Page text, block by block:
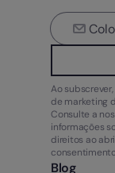
Ao
de marketing
Consulte a
informações
direitos ao
Blog